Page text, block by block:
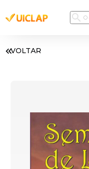
VOLTAR